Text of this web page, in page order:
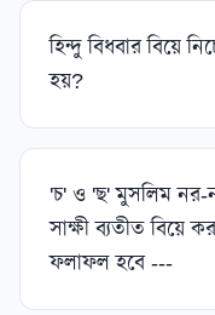
হিন্দু বিধবার বিয়ে
হয়?
'চ' ও 'ছ' মুসলিম নর-
সাক্ষী ব্যতীত বিয়ে
ফলাফল হবে ---